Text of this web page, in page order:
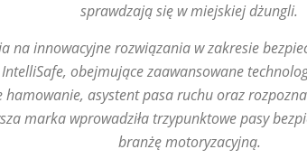
sprawdzają się w miejskiej dżungli.
na innowacyjne rozwiązania w zakresie
obejmujące zaawansowane
asystent pasa ruchu oraz
marka wprowadziła trzypunktowe pasy
branżę motoryzacyjną.